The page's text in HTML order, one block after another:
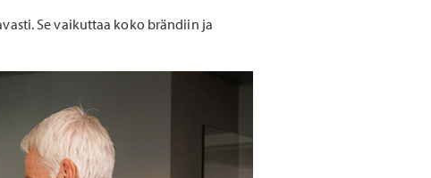
Se vaikuttaa koko brändiin ja